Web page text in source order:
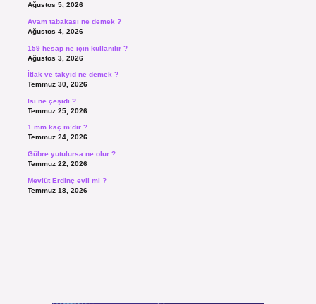
Ağustos 5, 2026
Avam tabakası ne demek ?
Ağustos 4, 2026
159 hesap ne için kullanılır ?
Ağustos 3, 2026
İtlak ve takyid ne demek ?
Temmuz 30, 2026
Isı ne çeşidi ?
Temmuz 25, 2026
1 mm kaç m’dir ?
Temmuz 24, 2026
Gübre yutulursa ne olur ?
Temmuz 22, 2026
Mevlüt Erdinç evli mi ?
Temmuz 18, 2026